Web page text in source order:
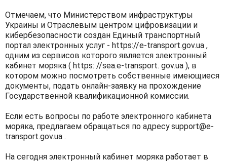
Отмечаем, что Министерством инфраструктуры
Украины и Отраслевым центром цифровизации и
кибербезопасности создан Единый транспортный
портал электронных услуг - https://e-transport.gov.ua ,
одним из сервисов которого является электронный
кабинет моряка ( https: //sea.e-transport. gov.ua ), в
котором можно посмотреть собственные имеющиеся
документы, подать онлайн-заявку на прохождение
Государственной квалификационной комиссии.
Если есть вопросы по работе электронного кабинета
моряка, предлагаем обращаться по адресу support@e-
transport.gov.ua .
На сегодня электронный кабинет моряка работает в